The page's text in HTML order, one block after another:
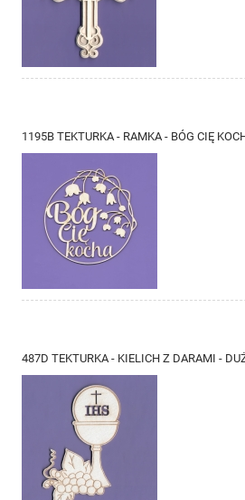
1195B TEKTURKA - RAMKA - BÓG CIĘ
487D TEKTURKA - KIELICH Z DARAMI -